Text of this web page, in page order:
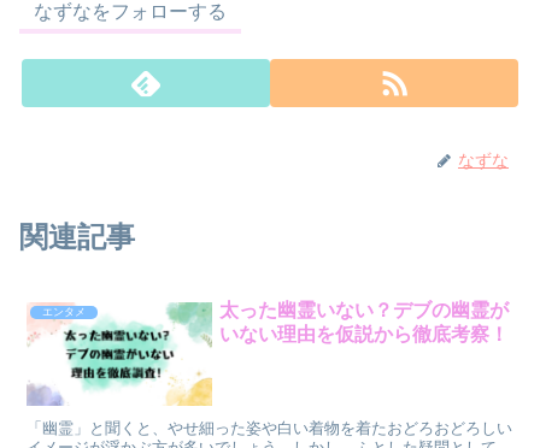
なずなをフォローする
なずな
関連記事
エンタメ
太った幽霊いない？デブの幽霊が
いない理由を仮説から徹底考察！
「幽霊」と聞くと、やせ細った姿や白い着物を着たおどろおどろしい